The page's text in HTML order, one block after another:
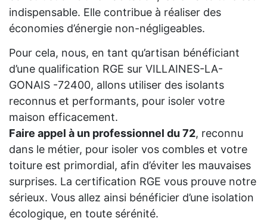
indispensable. Elle contribue à réaliser des
économies d’énergie non-négligeables.
Pour cela, nous, en tant qu’artisan bénéficiant
d’une qualification RGE sur VILLAINES-LA-
GONAIS -72400, allons utiliser des isolants
reconnus et performants, pour isoler votre
maison efficacement.
Faire appel à un professionnel du 72, reconnu
dans le métier, pour isoler vos combles et votre
toiture est primordial, afin d’éviter les mauvaises
surprises. La certification RGE vous prouve notre
sérieux. Vous allez ainsi bénéficier d’une isolation
écologique, en toute sérénité.